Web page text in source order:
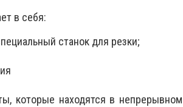
в себя:
станок для резки;
которые находятся в непрерывном